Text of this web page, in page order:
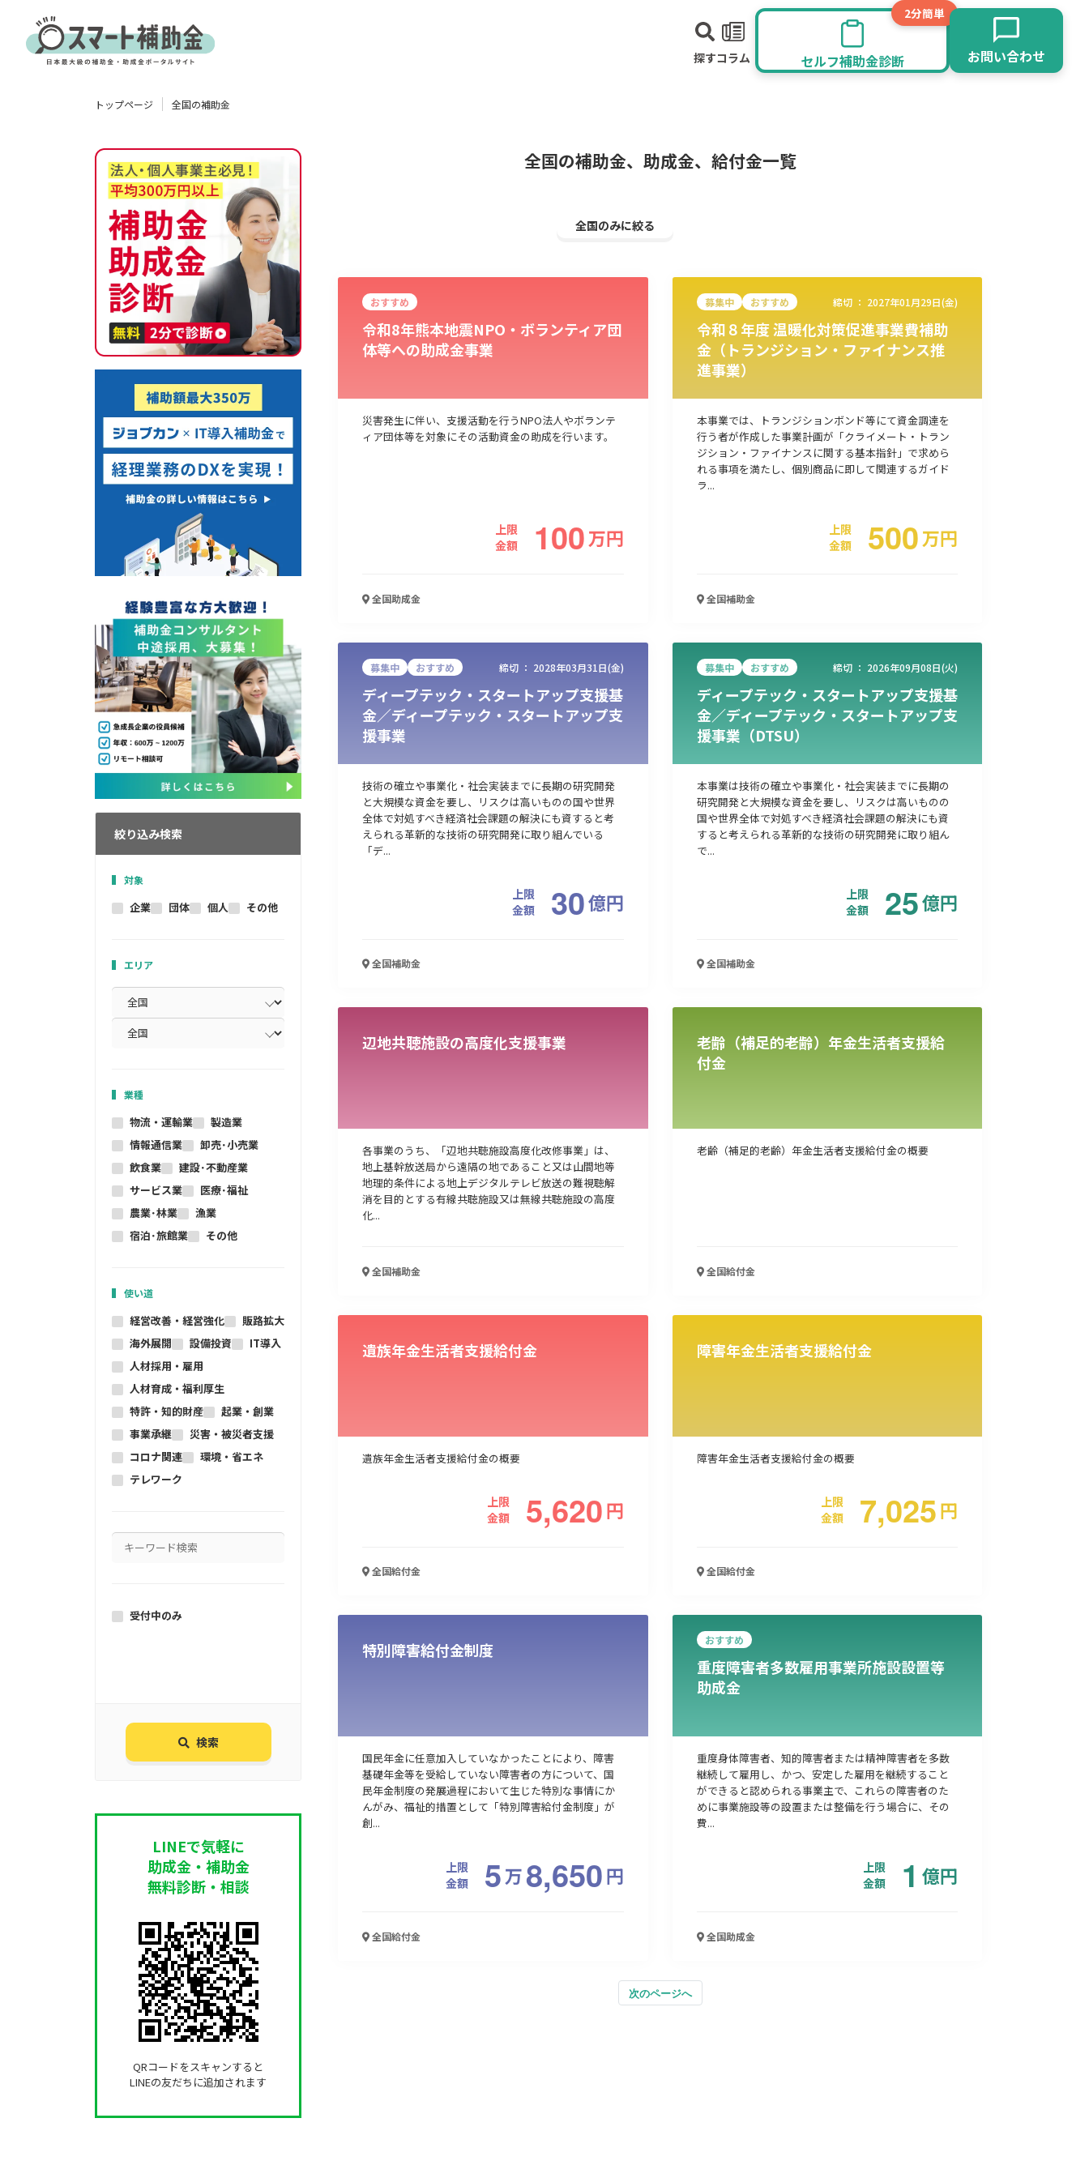
探すコラム
2分簡単
セルフ補助金診断 お問い合わせ
製造業 情報通信業 卸売･小売業 建設･不動産業 サービス業 医療･福祉 農業･林業 宿泊･旅館業 その他
販路拡大 海外展開
トップページ 全国の補助金
絞り込み検索
対象
企業 団体 個人 その他
エリア
業種
物流・運輸業
製造業
情報通信業
卸売･小売業
飲食業
建設･不動産業
サービス業
医療･福祉
農業･林業
漁業
宿泊･旅館業
その他
使い道
経営改善・経営強化
販路拡大
海外展開
設備投資
IT導入
人材採用・雇用
人材育成・福利厚生
特許・知的財産
起業・創業
事業承継
災害・被災者支援
コロナ関連
環境・省エネ
テレワーク
受付中のみ
検索
LINEで気軽に
助成金・補助金
無料診断・相談
QRコードをスキャンすると
LINEの友だちに追加されます
全国の補助金、助成金、給付金一覧
全国のみに絞る
おすすめ
令和8年熊本地震NPO・ボランティア団
体等への助成金事業
災害発生に伴い、支援活動を行うNPO法人やボランテ
ィア団体等を対象にその活動資金の助成を行います。
上限
金額
100万円
全国助成金
募集中 おすすめ 締切 ： 2027年01月29日(金)
令和８年度 温暖化対策促進事業費補助
金（トランジション・ファイナンス推
進事業）
本事業では、トランジションボンド等にて資金調達を
行う者が作成した事業計画が「クライメート・トラン
ジション・ファイナンスに関する基本指針」で求めら
れる事項を満たし、個別商品に即して関連するガイド
ラ...
上限
金額
500万円
全国補助金
募集中 おすすめ 締切 ： 2028年03月31日(金)
ディープテック・スタートアップ支援基
金／ディープテック・スタートアップ支
援事業
技術の確立や事業化・社会実装までに長期の研究開発
と大規模な資金を要し、リスクは高いものの国や世界
全体で対処すべき経済社会課題の解決にも資すると考
えられる革新的な技術の研究開発に取り組んでいる
「デ...
上限
金額
30億円
全国補助金
募集中 おすすめ 締切 ： 2026年09月08日(火)
ディープテック・スタートアップ支援基
金／ディープテック・スタートアップ支
援事業（DTSU）
本事業は技術の確立や事業化・社会実装までに長期の
研究開発と大規模な資金を要し、リスクは高いものの
国や世界全体で対処すべき経済社会課題の解決にも資
すると考えられる革新的な技術の研究開発に取り組ん
で...
上限
金額
25億円
全国補助金
辺地共聴施設の高度化支援事業
各事業のうち、「辺地共聴施設高度化改修事業」は、
地上基幹放送局から遠隔の地であること又は山間地等
地理的条件による地上デジタルテレビ放送の難視聴解
消を目的とする有線共聴施設又は無線共聴施設の高度
化...
全国補助金
老齢（補足的老齢）年金生活者支援給
付金
老齢（補足的老齢）年金生活者支援給付金の概要
全国給付金
遺族年金生活者支援給付金
遺族年金生活者支援給付金の概要
上限
金額
5,620円
全国給付金
障害年金生活者支援給付金
障害年金生活者支援給付金の概要
上限
金額
7,025円
全国給付金
特別障害給付金制度
国民年金に任意加入していなかったことにより、障害
基礎年金等を受給していない障害者の方について、国
民年金制度の発展過程において生じた特別な事情にか
んがみ、福祉的措置として「特別障害給付金制度」が
創...
上限
金額
5万8,650円
全国給付金
おすすめ
重度障害者多数雇用事業所施設設置等
助成金
重度身体障害者、知的障害者または精神障害者を多数
継続して雇用し、かつ、安定した雇用を継続すること
ができると認められる事業主で、これらの障害者のた
めに事業施設等の設置または整備を行う場合に、その
費...
上限
金額
1 億円
全国助成金
次のページへ